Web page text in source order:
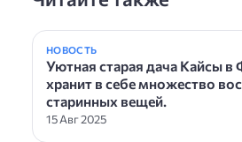
НОВОСТЬ
Уютная старая дача Кайсы в
хранит в себе множество
старинных вещей.
15 Авг 2025